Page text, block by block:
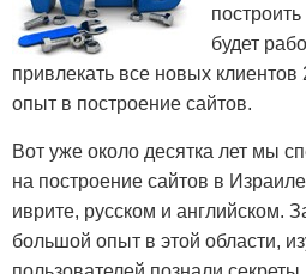
будет
привлекать все новых
опыт в построение сайтов.
Вот уже около десятка лет мы
на построение сайтов в
иврите, русском и английском.
большой опыт в этой области,